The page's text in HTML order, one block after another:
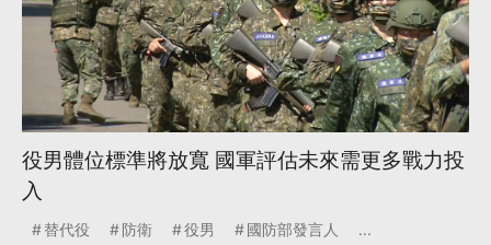
役男體位標準將放寬 國軍評估未來需更多戰力投
入
替代役 防衛 役男 國防部發言人 ...